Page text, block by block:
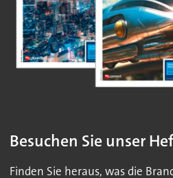
Besuchen Sie unser
Finden Sie heraus, was die